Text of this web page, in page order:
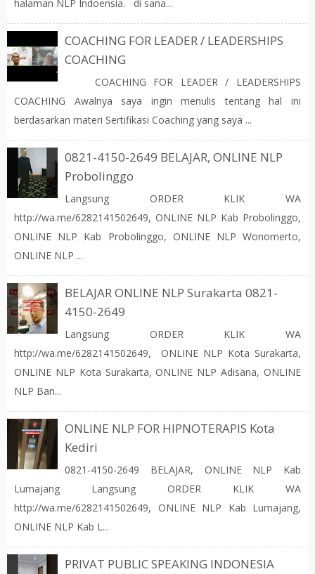
halaman NLP Indoensia. di sana...
COACHING FOR LEADER / LEADERSHIPS
COACHING
COACHING FOR LEADER / LEADERSHIPS
COACHING Awalnya saya ingin menulis tentang hal ini
berdasarkan materi Sertifikasi Coaching yang saya ...
0821-4150-2649 BELAJAR, ONLINE NLP
Probolinggo
Langsung ORDER KLIK WA
http://wa.me/6282141502649, ONLINE NLP Kab Probolinggo,
ONLINE NLP Kab Probolinggo, ONLINE NLP Wonomerto,
ONLINE NLP ...
BELAJAR ONLINE NLP Surakarta 0821-
4150-2649
Langsung ORDER KLIK WA
http://wa.me/6282141502649, ONLINE NLP Kota Surakarta,
ONLINE NLP Kota Surakarta, ONLINE NLP Adisana, ONLINE
NLP Ban...
ONLINE NLP FOR HIPNOTERAPIS Kota
Kediri
0821-4150-2649 BELAJAR, ONLINE NLP Kab
Lumajang Langsung ORDER KLIK WA
http://wa.me/6282141502649, ONLINE NLP Kab Lumajang,
ONLINE NLP Kab L...
PRIVAT PUBLIC SPEAKING INDONESIA